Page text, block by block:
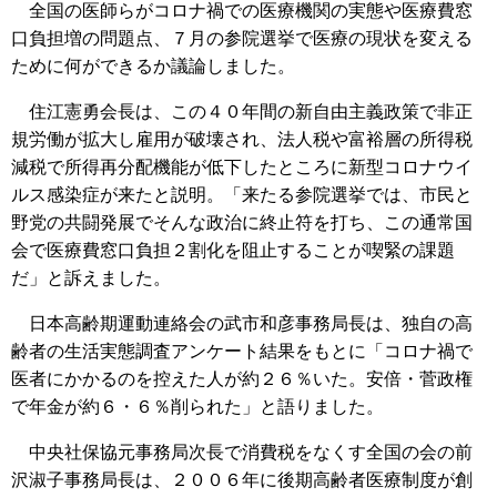
全国の医師らがコロナ禍での医療機関の実態や医療費窓
口負担増の問題点、７月の参院選挙で医療の現状を変える
ために何ができるか議論しました。
住江憲勇会長は、この４０年間の新自由主義政策で非正
規労働が拡大し雇用が破壊され、法人税や富裕層の所得税
減税で所得再分配機能が低下したところに新型コロナウイ
ルス感染症が来たと説明。「来たる参院選挙では、市民と
野党の共闘発展でそんな政治に終止符を打ち、この通常国
会で医療費窓口負担２割化を阻止することが喫緊の課題
だ」と訴えました。
日本高齢期運動連絡会の武市和彦事務局長は、独自の高
齢者の生活実態調査アンケート結果をもとに「コロナ禍で
医者にかかるのを控えた人が約２６％いた。安倍・菅政権
で年金が約６・６％削られた」と語りました。
中央社保協元事務局次長で消費税をなくす全国の会の前
沢淑子事務局長は、２００６年に後期高齢者医療制度が創